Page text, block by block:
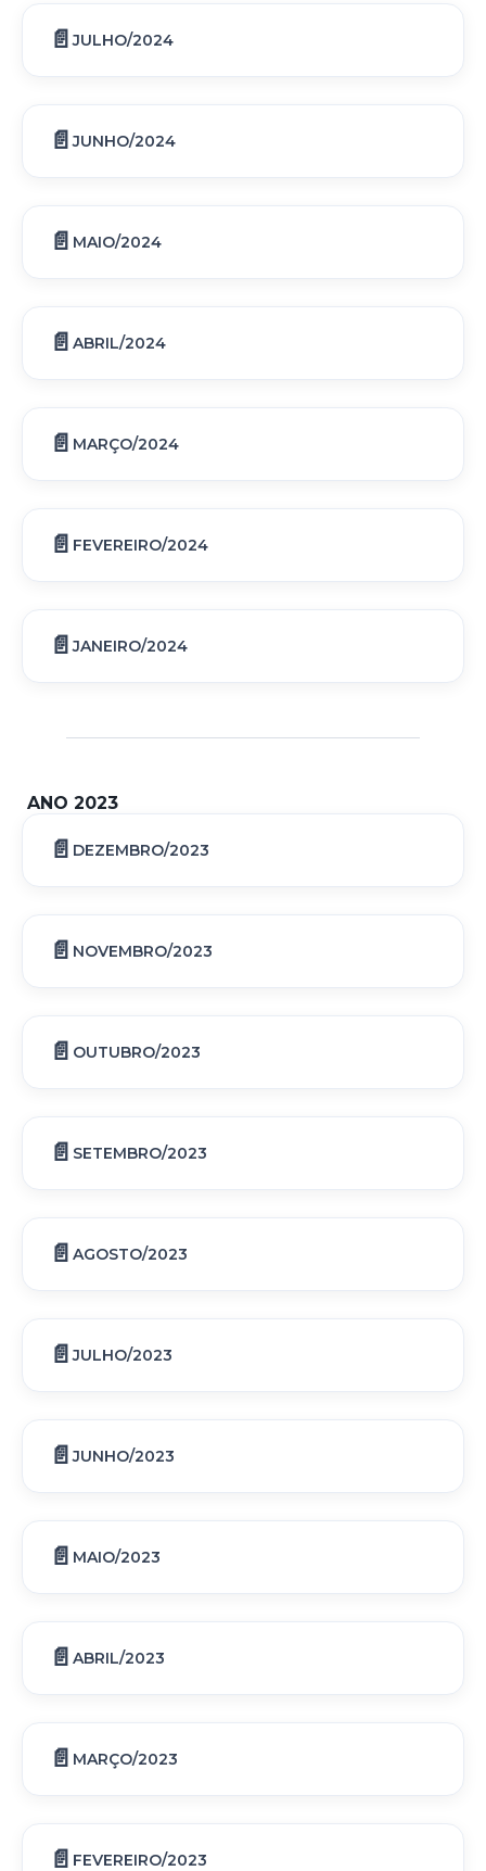
JULHO/2024
JUNHO/2024
MAIO/2024
ABRIL/2024
MARÇO/2024
FEVEREIRO/2024
JANEIRO/2024
ANO 2023
DEZEMBRO/2023
NOVEMBRO/2023
OUTUBRO/2023
SETEMBRO/2023
AGOSTO/2023
JULHO/2023
JUNHO/2023
MAIO/2023
ABRIL/2023
MARÇO/2023
FEVEREIRO/2023